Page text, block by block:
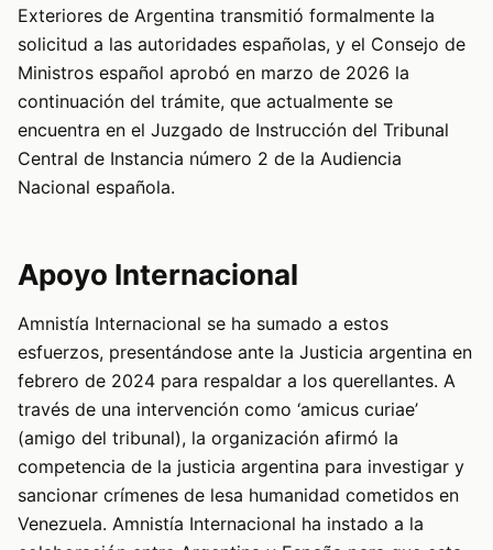
Exteriores de Argentina transmitió formalmente la
solicitud a las autoridades españolas, y el Consejo de
Ministros español aprobó en marzo de 2026 la
continuación del trámite, que actualmente se
encuentra en el Juzgado de Instrucción del Tribunal
Central de Instancia número 2 de la Audiencia
Nacional española.
Apoyo Internacional
Amnistía Internacional se ha sumado a estos
esfuerzos, presentándose ante la Justicia argentina en
febrero de 2024 para respaldar a los querellantes. A
través de una intervención como ‘amicus curiae’
(amigo del tribunal), la organización afirmó la
competencia de la justicia argentina para investigar y
sancionar crímenes de lesa humanidad cometidos en
Venezuela. Amnistía Internacional ha instado a la